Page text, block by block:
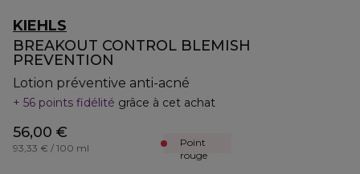
KIEHLS
BREAKOUT CONTROL BLEMISH
PREVENTION
Lotion préventive anti-acné
56 points fidélité grâce à cet achat
56,00 €
93,33 € / 100 ml
Point
rouge